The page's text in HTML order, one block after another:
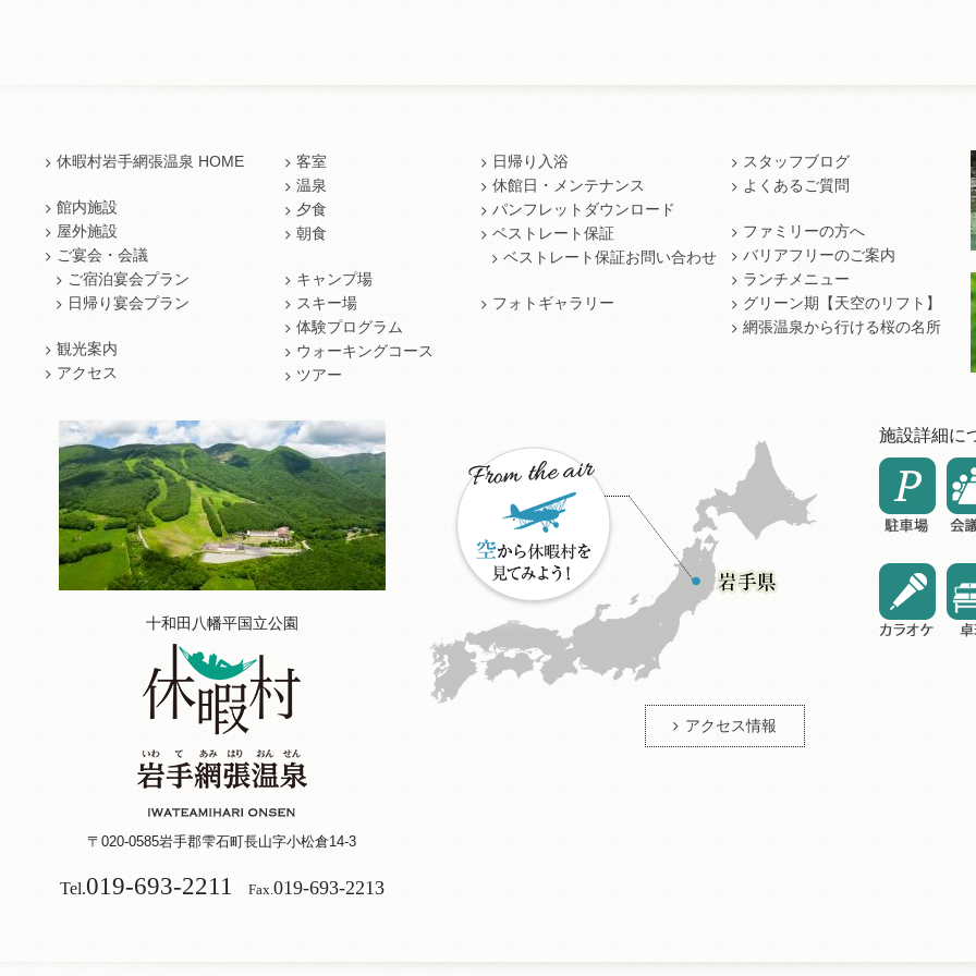
休暇村岩手網張温泉 HOME
館内施設
屋外施設
ご宴会・会議
ご宿泊宴会プラン
日帰り宴会プラン
観光案内
アクセス
客室
温泉
夕食
朝食
キャンプ場
スキー場
体験プログラム
ウォーキングコース
ツアー
日帰り入浴
休館日・メンテナンス
パンフレットダウンロード
ベストレート保証
ベストレート保証お問い合わせ
フォトギャラリー
スタッフブログ
よくあるご質問
ファミリーの方へ
バリアフリーのご案内
ランチメニュー
グリーン期【天空のリフト】
網張温泉から行ける桜の名所
十和田八幡平国立公園
〒020-0585岩手郡雫石町長山字小松倉14-3
Tel.019-693-2211 Fax. 019-693-2213
アクセス情報
施設詳細に